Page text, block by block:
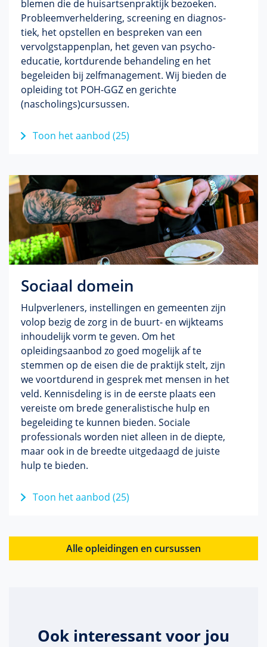
ble­men die de huisartsenprak­tijk bezoeken.
Probleemverheldering, screening en diag­nos­
tiek, het opstellen en bespreken van een
vervolgstappenplan, het geven van psycho-
educatie, kort­durende behan­del­ing en het
bege­leiden bij zelfmanagement. Wij bieden de
opleiding tot POH-GGZ en gerichte
(nascholings)cursussen.
Toon het aanbod (25)
Sociaal domein
Hulpverleners, instel­lingen en gemeenten zijn
volop bezig de zorg in de buurt- en wijkteams
inhoudelijk vorm te geven. Om het
opleidingsaanbod zo goed moge­lijk af te
stemmen op de eisen die de prak­tijk stelt, zijn
we voort­durend in gesprek met mensen in het
veld. Kennisdeling is in de eerste plaats een
vereiste om brede genera­lis­tische hulp en
bege­lei­ding te kunnen bieden. Sociale
professionals worden niet alleen in de diepte,
maar ook in de breedte uitgedaagd de juiste
hulp te bieden.
Toon het aanbod (25)
Alle opleidingen en cursussen
Ook interessant voor jou